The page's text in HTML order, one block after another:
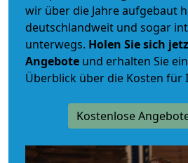
wir über die Jahre aufgebaut
deutschlandweit und sogar
unterwegs. Holen Sie sich
Angebote und erhalten Sie
Überblick über die Kosten für
Kostenlose